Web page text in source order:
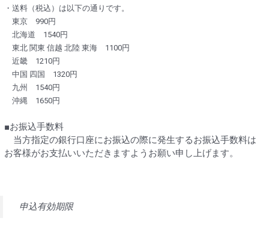
・送料（税込）は以下の通りです。
東京 990円
北海道 1540円
東北 関東 信越 北陸 東海 1100円
近畿 1210円
中国 四国 1320円
九州 1540円
沖縄 1650円
■お振込手数料
当方指定の銀行口座にお振込の際に発生するお振込手数料は
お客様がお支払いいただきますようお願い申し上げます。
申込有効期限